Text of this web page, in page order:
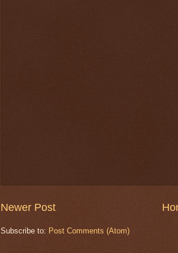
Newer Post
Subscribe to: Post Comments (Atom)